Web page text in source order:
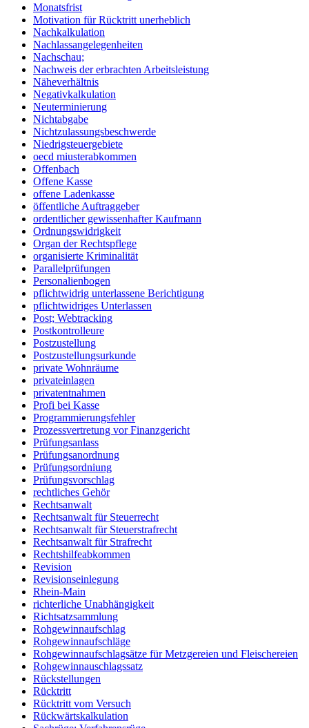
Monatsfrist
Motivation für Rücktritt unerheblich
Nachkalkulation
Nachlassangelegenheiten
Nachschau;
Nachweis der erbrachten Arbeitsleistung
Näheverhältnis
Negativkalkulation
Neuterminierung
Nichtabgabe
Nichtzulassungsbeschwerde
Niedrigsteuergebiete
oecd miusterabkommen
Offenbach
Offene Kasse
offene Ladenkasse
öffentliche Auftraggeber
ordentlicher gewissenhafter Kaufmann
Ordnungswidrigkeit
Organ der Rechtspflege
organisierte Kriminalität
Parallelprüfungen
Personalienbogen
pflichtwidrig unterlassene Berichtigung
pflichtwidriges Unterlassen
Post; Webtracking
Postkontrolleure
Postzustellung
Postzustellungsurkunde
private Wohnräume
privateinlagen
privatentnahmen
Profi bei Kasse
Programmierungsfehler
Prozessvertretung vor Finanzgericht
Prüfungsanlass
Prüfungsanordnung
Prüfungsordniung
Prüfungsvorschlag
rechtliches Gehör
Rechtsanwalt
Rechtsanwalt für Steuerrecht
Rechtsanwalt für Steuerstrafrecht
Rechtsanwalt für Strafrecht
Rechtshilfeabkommen
Revision
Revisionseinlegung
Rhein-Main
richterliche Unabhängigkeit
Richtsatzsammlung
Rohgewinnaufschlag
Rohgewinnaufschläge
Rohgewinnaufschlagsätze für Metzgereien und Fleischereien
Rohgewinnauschlagssatz
Rückstellungen
Rücktritt
Rücktritt vom Versuch
Rückwärtskalkulation